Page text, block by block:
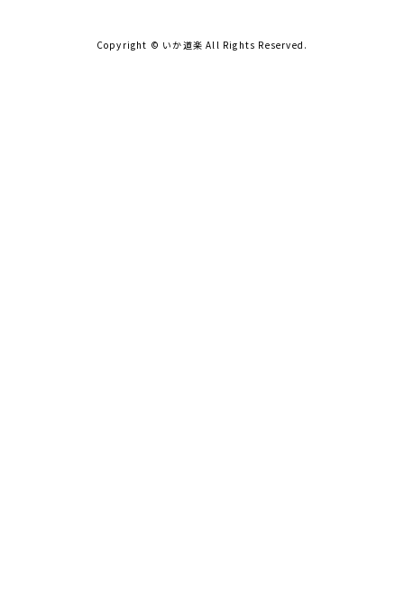
Copyright © いか道楽 All Rights Reserved.